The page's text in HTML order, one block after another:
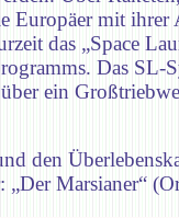
mit ihrer
das „Space
Das SL-
ein
den
Marsianer“